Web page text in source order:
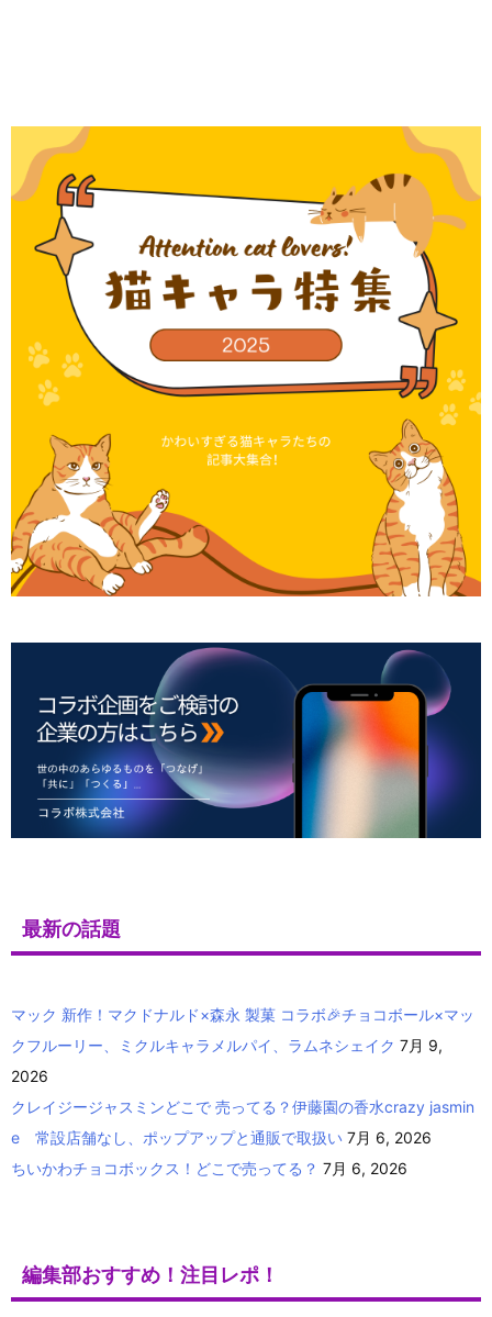
最新の話題
マック 新作！マクドナルド×森永 製菓 コラボ🎉チョコボール×マッ
クフルーリー、ミクルキャラメルパイ、ラムネシェイク 7月 9,
2026
クレイジージャスミンどこで 売ってる？伊藤園の香水crazy jasmin
e 常設店舗なし、ポップアップと通販で取扱い 7月 6, 2026
ちいかわチョコボックス！どこで売ってる？ 7月 6, 2026
編集部おすすめ！注目レポ！